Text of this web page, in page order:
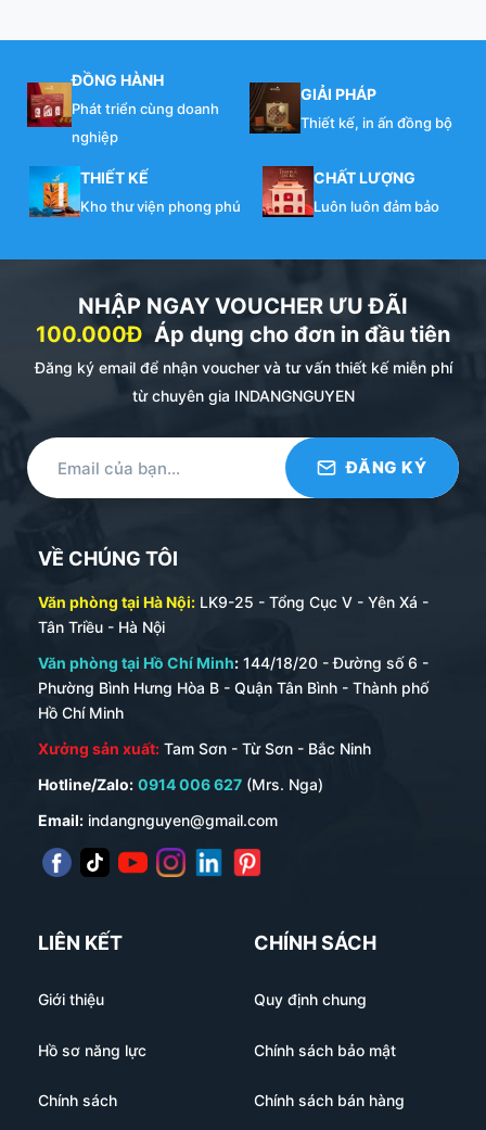
ĐỒNG HÀNH
Phát triển cùng doanh
nghiệp
GIẢI PHÁP
Thiết kế, in ấn đồng bộ
THIẾT KẾ
Kho thư viện phong phú
CHẤT LƯỢNG
Luôn luôn đảm bảo
NHẬP NGAY VOUCHER ƯU ĐÃI
100.000Đ Áp dụng cho đơn in đầu tiên
Đăng ký email để nhận voucher và tư vấn thiết kế miễn phí
từ chuyên gia INDANGNGUYEN
VỀ CHÚNG TÔI
Văn phòng tại Hà Nội: LK9-25 - Tổng Cục V - Yên Xá -
Tân Triều - Hà Nội
Văn phòng tại Hồ Chí Minh: 144/18/20 - Đường số 6 -
Phường Bình Hưng Hòa B - Quận Tân Bình - Thành phố
Hồ Chí Minh
Xưởng sản xuất: Tam Sơn - Từ Sơn - Bắc Ninh
Hotline/Zalo: 0914 006 627 (Mrs. Nga)
Email: indangnguyen@gmail.com
LIÊN KẾT
Giới thiệu
Hồ sơ năng lực
Chính sách
CHÍNH SÁCH
Quy định chung
Chính sách bảo mật
Chính sách bán hàng